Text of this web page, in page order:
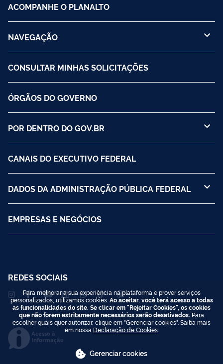
ACOMPANHE O PLANALTO
NAVEGAÇÃO
CONSULTAR MINHAS SOLICITAÇÕES
ÓRGÃOS DO GOVERNO
POR DENTRO DO GOV.BR
CANAIS DO EXECUTIVO FEDERAL
DADOS DA ADMINISTRAÇÃO PÚBLICA FEDERAL
EMPRESAS E NEGÓCIOS
REDES SOCIAIS
Acesso à
Informação
Para melhorar a sua experiência na plataforma e prover serviços
personalizados, utilizamos cookies. Ao aceitar, você terá acesso a todas
as funcionalidades do site. Se clicar em "Rejeitar Cookies", os cookies
que não forem estritamente necessários serão desativados. Para
escolher quais quer autorizar, clique em "Gerenciar cookies". Saiba mais
em nossa Declaração de Cookies.
Gerenciar cookies